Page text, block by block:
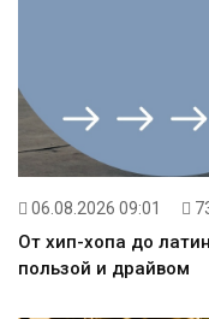
06.08.2026 09:01
От хип-хопа до
пользой и драйвом